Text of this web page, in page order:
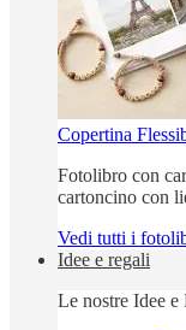
Copertina
Fotolibro con
cartoncino con
Vedi tutti i
Idee e regali
Le nostre Idee e